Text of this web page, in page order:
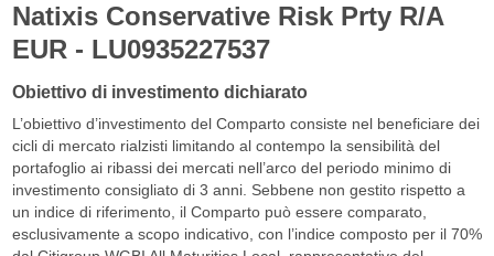
Natixis Conservative Risk Prty R/A
EUR - LU0935227537
Obiettivo di investimento dichiarato
L’obiettivo d’investimento del Comparto consiste nel beneficiare dei
cicli di mercato rialzisti limitando al contempo la sensibilità del
portafoglio ai ribassi dei mercati nell’arco del periodo minimo di
investimento consigliato di 3 anni. Sebbene non gestito rispetto a
un indice di riferimento, il Comparto può essere comparato,
esclusivamente a scopo indicativo, con l’indice composto per il 70%